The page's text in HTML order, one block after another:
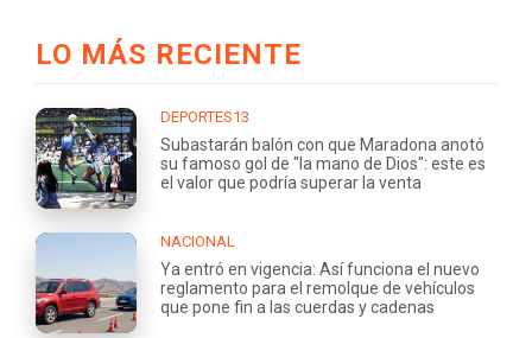
LO MÁS RECIENTE
DEPORTES13
Subastarán balón con que Maradona anotó
su famoso gol de "la mano de Dios": este es
el valor que podría superar la venta
NACIONAL
Ya entró en vigencia: Así funciona el nuevo
reglamento para el remolque de vehículos
que pone fin a las cuerdas y cadenas